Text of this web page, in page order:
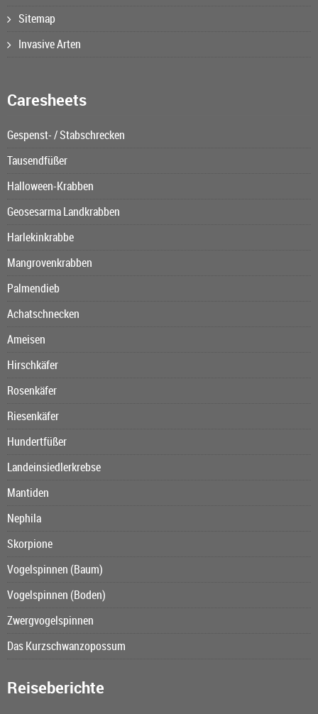
Sitemap
Invasive Arten
Caresheets
Gespenst- / Stabschrecken
Tausendfüßer
Halloween-Krabben
Geosesarma Landkrabben
Harlekinkrabbe
Mangrovenkrabben
Palmendieb
Achatschnecken
Ameisen
Hirschkäfer
Rosenkäfer
Riesenkäfer
Hundertfüßer
Landeinsiedlerkrebse
Mantiden
Nephila
Skorpione
Vogelspinnen (Baum)
Vogelspinnen (Boden)
Zwergvogelspinnen
Das Kurzschwanzopossum
Reiseberichte